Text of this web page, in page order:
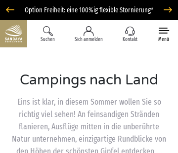
Option Freiheit: eine 100%ig flexible Stornierung*
Suchen Sich anmelden Kontakt Menü
Campings nach Land
Eins ist klar, in diesem Sommer wollen Sie so
richtig viel sehen! An feinsandigen Stränden
flanieren, Ausflüge mitten in die unberührte
Natur unternehmen, einzigartige Rundblicke von